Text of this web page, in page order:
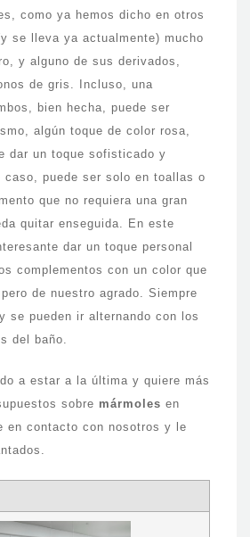
como ya hemos dicho en otros
se lleva ya actualmente) mucho
y alguno de sus derivados,
de gris. Incluso, una
bien hecha, puede ser
algún toque de color rosa,
dar un toque sofisticado y
caso, puede ser solo en toallas o
que no requiera una gran
quitar enseguida. En este
dar un toque personal
complementos con un color que
de nuestro agrado. Siempre
se pueden ir alternando con los
del baño.
a estar a la última y quiere más
sobre mármoles en
en contacto con nosotros y le